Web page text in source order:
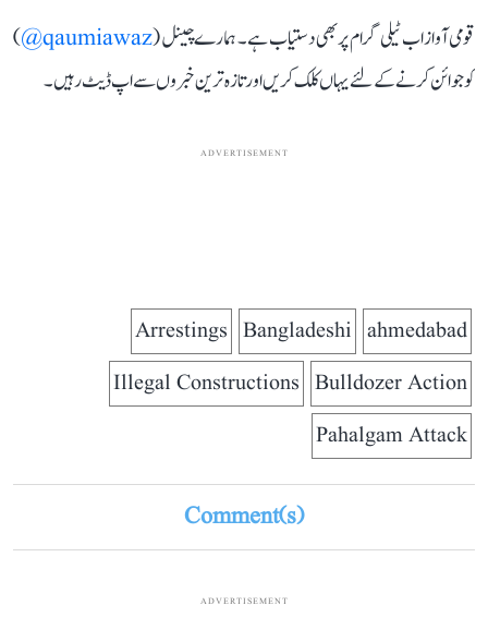
قومی آواز اب ٹیلی گرام پر بھی دستیاب ہے۔ ہمارے چینل (qaumiawaz@
)
کو جوائن کرنے کے لئے یہاں کلک کریں اور تازہ ترین خبروں سے اپ ڈیٹ رہیں۔
ADVERTISEMENT
ahmedabad
Bangladeshi
Arrestings
Bulldozer Action
Illegal Constructions
Pahalgam Attack
Comment(s)
ADVERTISEMENT